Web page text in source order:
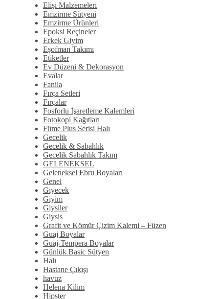
Elişi Malzemeleri
Emzirme Sütyeni
Emzirme Ürünleri
Epoksi Reçineler
Erkek Giyim
Eşofman Takımı
Etiketler
Ev Düzeni & Dekorasyon
Evalar
Fanila
Fırça Setleri
Fırçalar
Fosforlu İşaretleme Kalemleri
Fotokopi Kağıtları
Füme Plus Serisi Halı
Gecelik
Gecelik & Sabahlık
Gecelik Sabahlık Takım
GELENEKSEL
Geleneksel Ebru Boyaları
Genel
Giyecek
Giyim
Giysiler
Giysis
Grafit ve Kömür Çizim Kalemi – Füzen
Guaj Boyalar
Guaj-Tempera Boyalar
Günlük Basic Sütyen
Halı
Hastane Çıkışı
havuz
Helena Kilim
Hipster